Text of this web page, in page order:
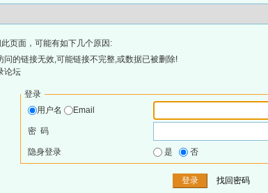
页面，可能有如下几个原因:
问的链接无效,可能链接不完整,或数据已被删除!
论坛
登录
用户名
Email
密 码
隐身登录 是 否
找回密码